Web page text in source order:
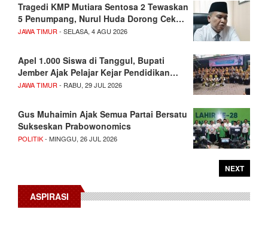
Tragedi KMP Mutiara Sentosa 2 Tewaskan
5 Penumpang, Nurul Huda Dorong Cek…
JAWA TIMUR - SELASA, 4 AGU 2026
Apel 1.000 Siswa di Tanggul, Bupati
Jember Ajak Pelajar Kejar Pendidikan…
JAWA TIMUR - RABU, 29 JUL 2026
Gus Muhaimin Ajak Semua Partai Bersatu
Sukseskan Prabowonomics
POLITIK- MINGGU, 26 JUL 2026
NEXT
ASPIRASI